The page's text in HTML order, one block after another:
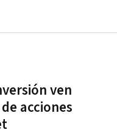
ven
acciones